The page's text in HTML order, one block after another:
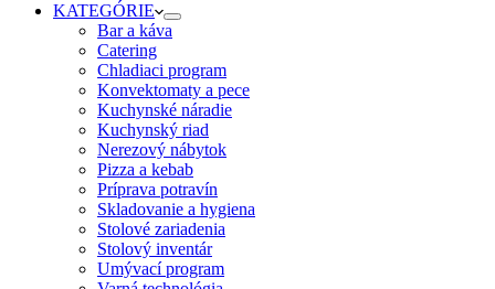
KATEGÓRIE
Bar a káva
Catering
Chladiaci program
Konvektomaty a pece
Kuchynské náradie
Kuchynský riad
Nerezový nábytok
Pizza a kebab
Príprava potravín
Skladovanie a hygiena
Stolové zariadenia
Stolový inventár
Umývací program